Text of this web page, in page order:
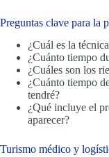
Preguntas clave para la
¿Cuál es la
¿Cuánto tiempo
¿Cuáles son los
¿Cuánto tiempo
tendré?
¿Qué incluye el
aparecer?
Turismo médico y